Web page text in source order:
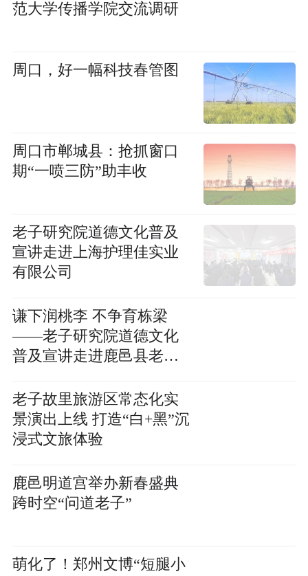
范大学传播学院交流调研
周口，好一幅科技春管图
周口市郸城县：抢抓窗口
期“一喷三防”助丰收
老子研究院道德文化普及
宣讲走进上海护理佳实业
有限公司
谦下润桃李 不争育栋梁
——老子研究院道德文化
普及宣讲走进鹿邑县老君
老子故里旅游区常态化实
景演出上线 打造“白+黑”沉
浸式文旅体验
鹿邑明道宫举办新春盛典
跨时空“问道老子”
萌化了！郑州文博“短腿小